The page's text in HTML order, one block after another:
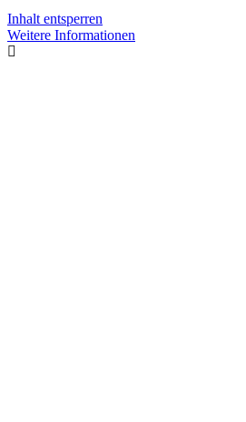
Inhalt entsperren
Weitere Informationen